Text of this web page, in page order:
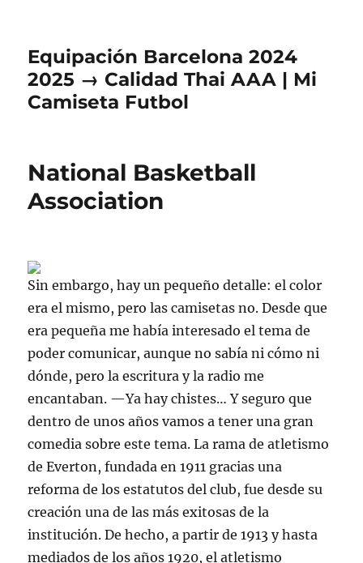
Equipación Barcelona 2024
2025 → Calidad Thai AAA | Mi
Camiseta Futbol
National Basketball
Association
Sin embargo, hay un pequeño detalle: el color
era el mismo, pero las camisetas no. Desde que
era pequeña me había interesado el tema de
poder comunicar, aunque no sabía ni cómo ni
dónde, pero la escritura y la radio me
encantaban. —Ya hay chistes… Y seguro que
dentro de unos años vamos a tener una gran
comedia sobre este tema. La rama de atletismo
de Everton, fundada en 1911 gracias una
reforma de los estatutos del club, fue desde su
creación una de las más exitosas de la
institución. De hecho, a partir de 1913 y hasta
mediados de los años 1920, el atletismo